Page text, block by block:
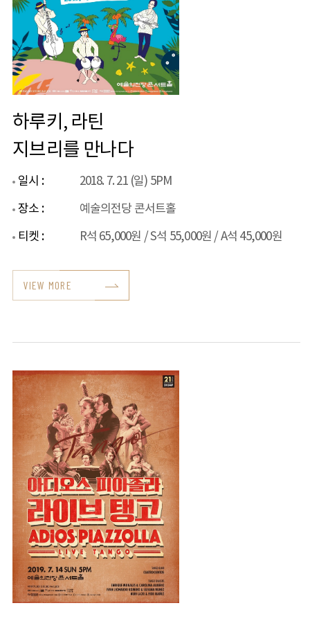
하루키, 라틴
지브리를 만나다
일시 :
2018. 7. 21 (일) 5PM
장소 :
예술의전당 콘서트홀
티켓 :
R석 65,000원 / S석 55,000원 / A석 45,000원
VIEW MORE